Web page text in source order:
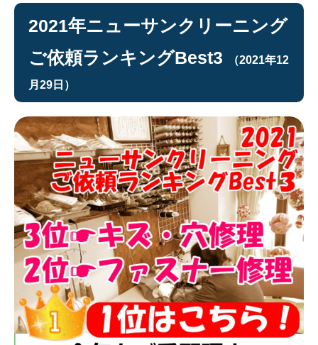
2021年ニューサンクリーニング
ご依頼ランキングBest3
（2021年12
月29日）